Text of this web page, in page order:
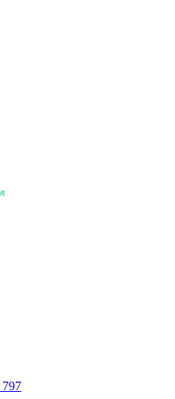
797